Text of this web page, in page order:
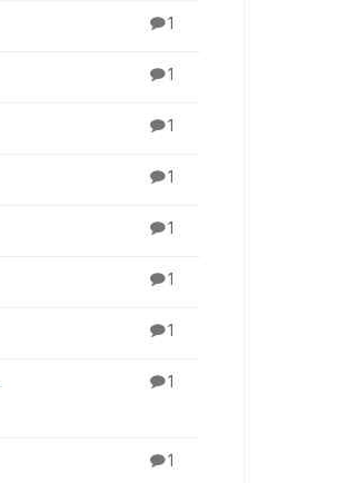
1
1
1
1
1
1
1
1
1